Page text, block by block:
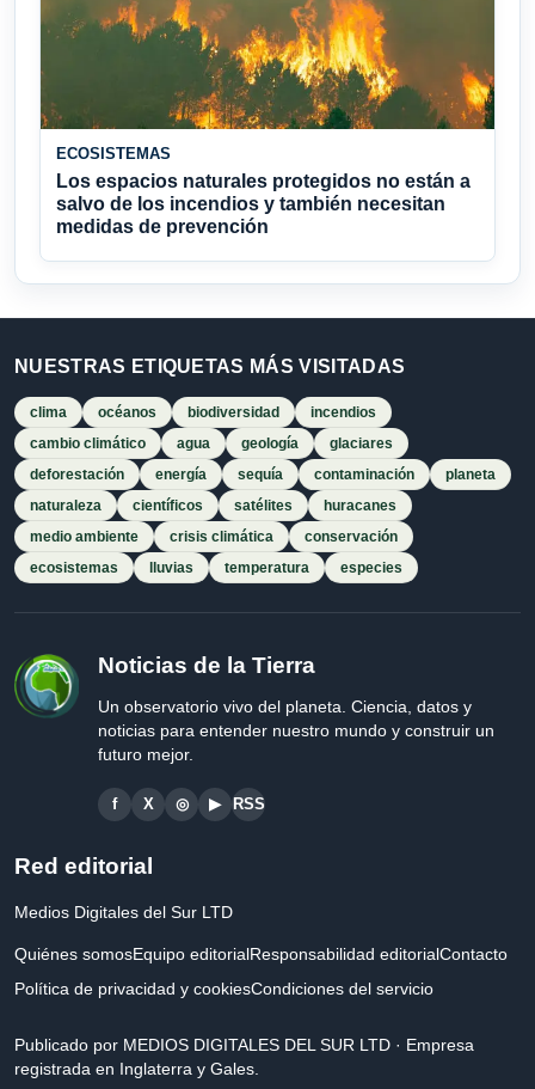
ECOSISTEMAS
Los espacios naturales protegidos no están a
salvo de los incendios y también necesitan
medidas de prevención
NUESTRAS ETIQUETAS MÁS VISITADAS
clima océanos biodiversidad
incendios
cambio climático
agua geología
glaciares
deforestación
energía sequía contaminación
planeta
naturaleza
científicos satélites
huracanes
medio ambiente
crisis climática
conservación
ecosistemas
lluvias temperatura especies
Noticias de la Tierra
Un observatorio vivo del planeta. Ciencia, datos y
noticias para entender nuestro mundo y construir un
futuro mejor.
f X ◎ ▶ RSS
Red editorial
Medios Digitales del Sur LTD
Quiénes somosEquipo editorialResponsabilidad editorialContacto
Política de privacidad y cookiesCondiciones del servicio
Publicado por MEDIOS DIGITALES DEL SUR LTD · Empresa
registrada en Inglaterra y Gales.